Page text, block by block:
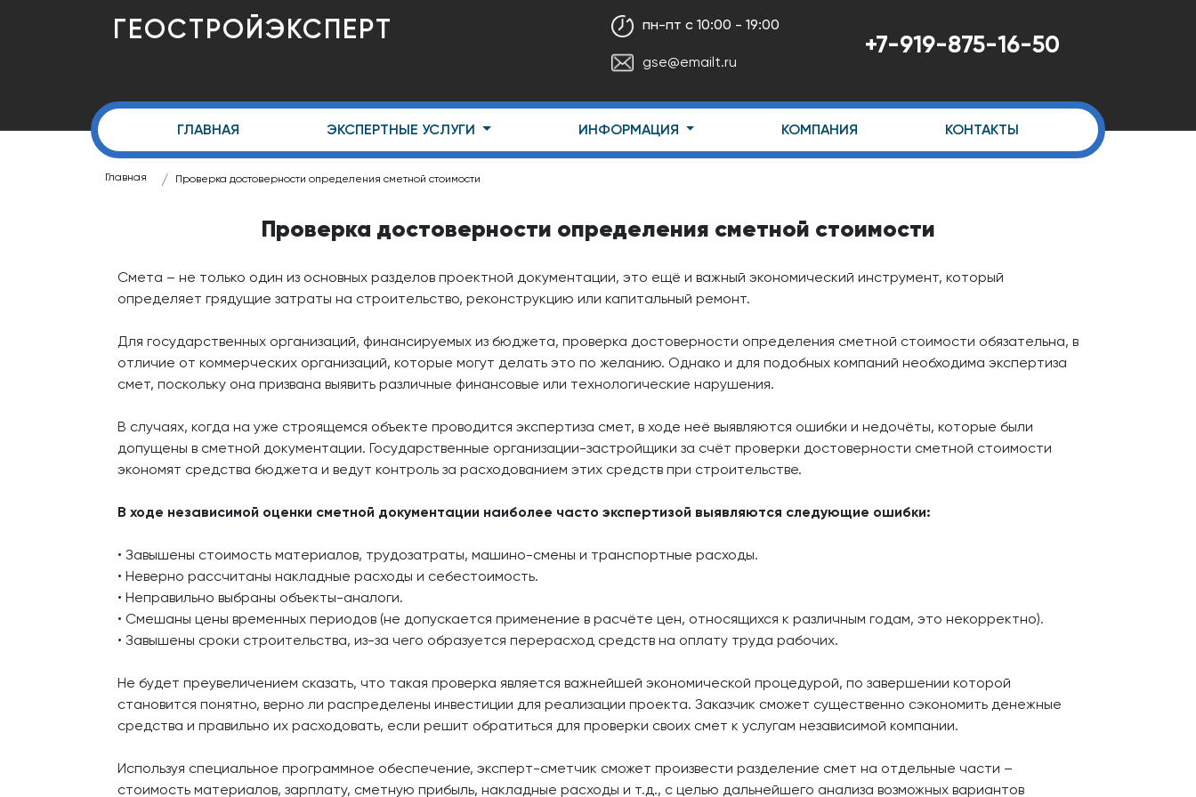
ГЕОСТРОЙЭКСПЕРТ пн-пт с 10:00 - 19:00
gse@emailt.ru
+7-919-875-16-50
ГЛАВНАЯ ЭКСПЕРТНЫЕ УСЛУГИ ИНФОРМАЦИЯ КОМПАНИЯ КОНТАКТЫ
Главная Проверка достоверности определения сметной стоимости
Проверка достоверности определения сметной стоимости
Смета – не только один из основных разделов проектной документации, это ещё и важный экономический инструмент, который
определяет грядущие затраты на строительство, реконструкцию или капитальный ремонт.
Для государственных организаций, финансируемых из бюджета, проверка достоверности определения сметной стоимости обязательна, в
отличие от коммерческих организаций, которые могут делать это по желанию. Однако и для подобных компаний необходима экспертиза
смет, поскольку она призвана выявить различные финансовые или технологические нарушения.
В случаях, когда на уже строящемся объекте проводится экспертиза смет, в ходе неё выявляются ошибки и недочёты, которые были
допущены в сметной документации. Государственные организации-застройщики за счёт проверки достоверности сметной стоимости
экономят средства бюджета и ведут контроль за расходованием этих средств при строительстве.
В ходе независимой оценки сметной документации наиболее часто экспертизой выявляются следующие ошибки:
• Завышены стоимость материалов, трудозатраты, машино-смены и транспортные расходы.
• Неверно рассчитаны накладные расходы и себестоимость.
• Неправильно выбраны объекты-аналоги.
• Смешаны цены временных периодов (не допускается применение в расчёте цен, относящихся к различным годам, это некорректно).
• Завышены сроки строительства, из-за чего образуется перерасход средств на оплату труда рабочих.
Не будет преувеличением сказать, что такая проверка является важнейшей экономической процедурой, по завершении которой
становится понятно, верно ли распределены инвестиции для реализации проекта. Заказчик сможет существенно сэкономить денежные
средства и правильно их расходовать, если решит обратиться для проверки своих смет к услугам независимой компании.
Используя специальное программное обеспечение, эксперт-сметчик сможет произвести разделение смет на отдельные части –
стоимость материалов, зарплату, сметную прибыль, накладные расходы и т.д., с целью дальнейшего анализа возможных вариантов